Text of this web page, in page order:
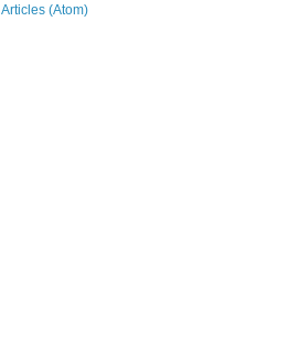
Articles (Atom)